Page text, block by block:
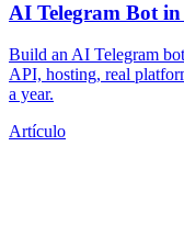
AI Telegram Bot
Build an AI Telegram
API, hosting, real
a year.
Artículo